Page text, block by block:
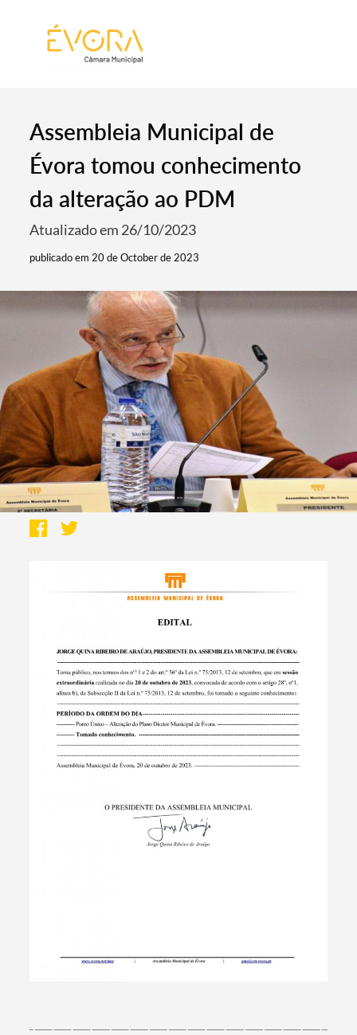
Categorias gerais
Assembleia Municipal de
Évora tomou conhecimento
da alteração ao PDM
Atualizado em 26/10/2023
publicado em 20 de October de 2023